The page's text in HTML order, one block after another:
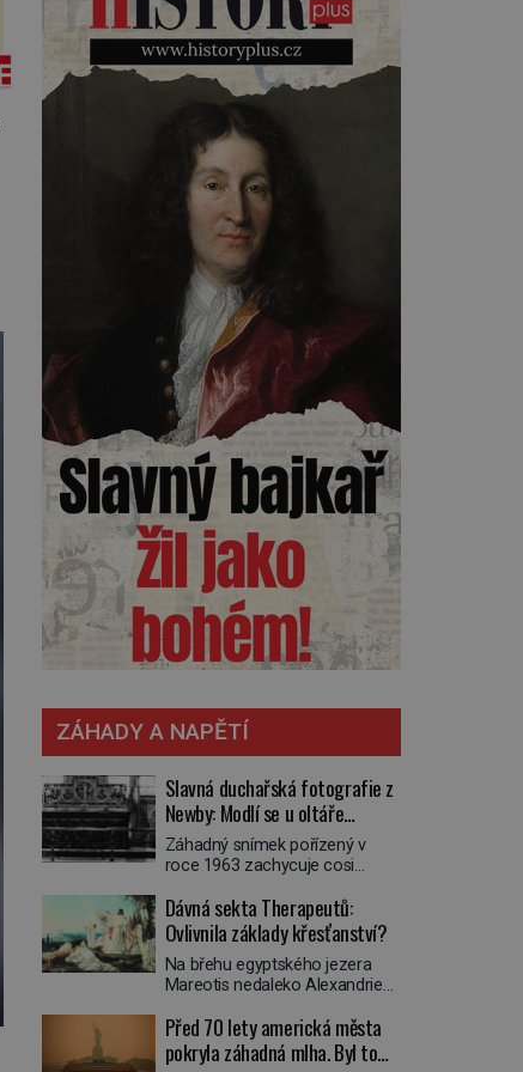
toho, napoví mu potetované
paže. Námořnická kérka je totiž
něco jako uniforma. Tetování
jako takové má velmi hlubokou
minulost. Tetovaný je už
pračlověk Ötzi, který zemřel […]
ZÁHADY A NAPĚTÍ
Slavná duchařská fotografie z
Newby: Modlí se u oltáře
přízračný mnich?
Záhadný snímek pořízený v
roce 1963 zachycuje cosi
poloprůhledná postava stojící u
oltáře je duch mnicha ze 16.
století s bílým závojem přes
obličej, který pravděpodobně
zakrývá lepru nebo jiné
považují vše za podvod. Jak
vlastně vznikla jedna z
Dávná sekta Therapeutů:
Ovlivnila základy křesťanství?
Na břehu egyptského jezera
Mareotis nedaleko Alexandrie
uzavřená komunita mužů a žen.
Každý obývá vlastní celu, kde se
věnuje modlitbě, meditaci a
Před 70 lety americká města
pokryla záhadná mlha. Byl to